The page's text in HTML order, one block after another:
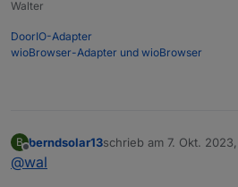
Walter
DoorIO-Adapter
wioBrowser-Adapter und wioBrowser
B
Offline
berndsolar13schrieb am 7. Okt. 2023,
zuletzt editiert von
@wal